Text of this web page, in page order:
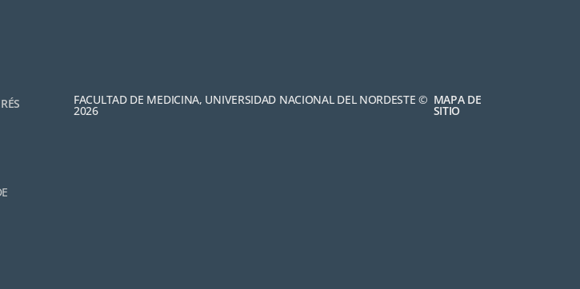
FACULTAD DE MEDICINA, UNIVERSIDAD NACIONAL DEL NORDESTE ©
2026
MAPA DE
SITIO